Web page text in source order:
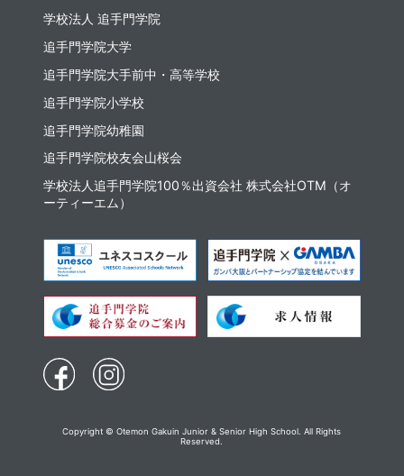
学校法人 追手門学院
追手門学院大学
追⼿⾨学院⼤⼿前中・⾼等学校
追手門学院小学校
追手門学院幼稚園
追手門学院校友会山桜会
学校法人追手門学院100％出資会社 株式会社OTM（オ
ーティーエム）
Copyright © Otemon Gakuin Junior & Senior High School. All Rights
Reserved.